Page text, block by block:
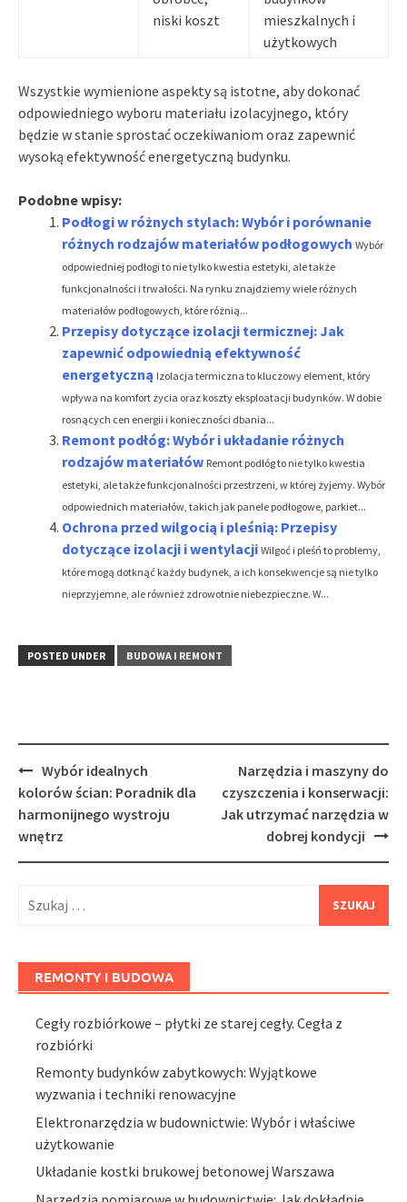
niski koszt
mieszkalnych i
użytkowych
Wszystkie wymienione aspekty są istotne, aby dokonać
odpowiedniego wyboru materiału izolacyjnego, który
będzie w stanie sprostać oczekiwaniom oraz zapewnić
wysoką efektywność energetyczną budynku.
Podobne wpisy:
Podłogi w różnych stylach: Wybór i porównanie
różnych rodzajów materiałów podłogowych Wybór
odpowiedniej podłogi to nie tylko kwestia estetyki, ale także
funkcjonalności i trwałości. Na rynku znajdziemy wiele różnych
materiałów podłogowych, które różnią...
Przepisy dotyczące izolacji termicznej: Jak
zapewnić odpowiednią efektywność
energetyczną Izolacja termiczna to kluczowy element, który
wpływa na komfort życia oraz koszty eksploatacji budynków. W dobie
rosnących cen energii i konieczności dbania...
Remont podłóg: Wybór i układanie różnych
rodzajów materiałów Remont podłóg to nie tylko kwestia
estetyki, ale także funkcjonalności przestrzeni, w której żyjemy. Wybór
odpowiednich materiałów, takich jak panele podłogowe, parkiet...
Ochrona przed wilgocią i pleśnią: Przepisy
dotyczące izolacji i wentylacji Wilgoć i pleśń to problemy,
które mogą dotknąć każdy budynek, a ich konsekwencje są nie tylko
nieprzyjemne, ale również zdrowotnie niebezpieczne. W...
POSTED UNDER BUDOWA I REMONT
Post
navigation
Wybór idealnych
kolorów ścian: Poradnik dla
harmonijnego wystroju
wnętrz
Narzędzia i maszyny do
czyszczenia i konserwacji:
Jak utrzymać narzędzia w
dobrej kondycji
REMONTY I BUDOWA
Cegły rozbiórkowe – płytki ze starej cegły. Cegła z
rozbiórki
Remonty budynków zabytkowych: Wyjątkowe
wyzwania i techniki renowacyjne
Elektronarzędzia w budownictwie: Wybór i właściwe
użytkowanie
Układanie kostki brukowej betonowej Warszawa